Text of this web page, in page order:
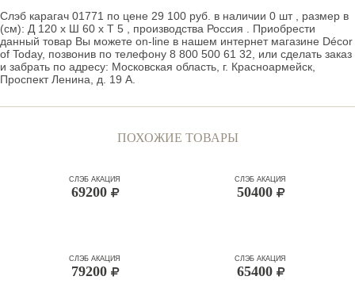
Слэб карагач 01771 по цене 29 100 руб. в наличии 0 шт , размер в
(см): Д 120 x Ш 60 x Т 5 , производства Россия . Приобрести
данный товар Вы можете on-line в нашем интернет магазине Décor
of Today, позвонив по телефону 8 800 500 61 32, или сделать заказ
и забрать по адресу: Московская область, г. Красноармейск,
Проспект Ленина, д. 19 А.
ПОХОЖИЕ ТОВАРЫ
СЛЭБ АКАЦИЯ
69200
СЛЭБ АКАЦИЯ
50400
СЛЭБ АКАЦИЯ
79200
СЛЭБ АКАЦИЯ
65400